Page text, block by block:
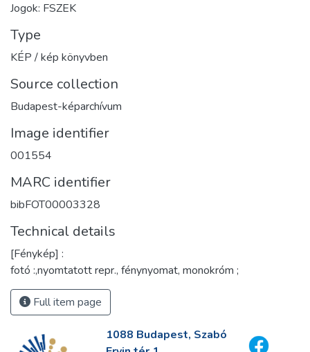
Jogok: FSZEK
Type
KÉP / kép könyvben
Source collection
Budapest-képarchívum
Image identifier
001554
MARC identifier
bibFOT00003328
Technical details
[Fénykép] :
fotó :,nyomtatott repr., fénynyomat, monokróm ;
Full item page
1088 Budapest, Szabó